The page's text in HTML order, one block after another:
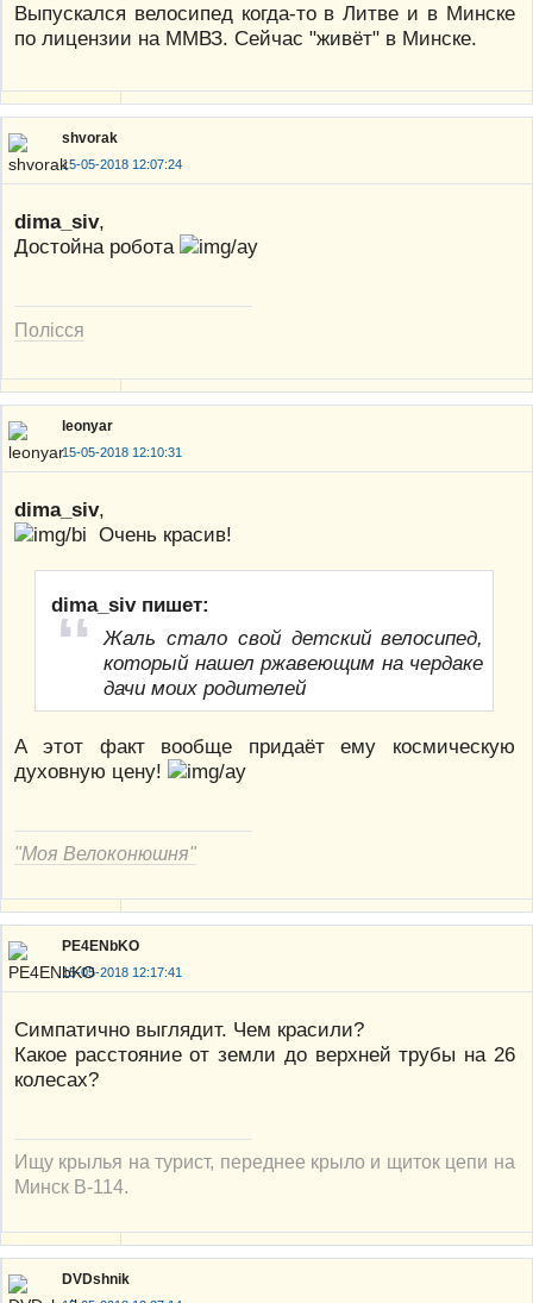
Выпускался велосипед когда-то в Литве и в Минске
по лицензии на ММВЗ. Сейчас "живёт" в Минске.
shvorak
15-05-2018 12:07:24
dima_siv,
Достойна робота
Полісся
leonyar
15-05-2018 12:10:31
dima_siv,
Очень красив!
dima_siv пишет:
Жаль стало свой детский велосипед,
который нашел ржавеющим на чердаке
дачи моих родителей
А этот факт вообще придаёт ему космическую
духовную цену!
"Моя Велоконюшня"
PE4ENbKO
15-05-2018 12:17:41
Симпатично выглядит. Чем красили?
Какое расстояние от земли до верхней трубы на 26
колесах?
Ищу крылья на турист, переднее крыло и щиток цепи на
Минск В-114.
DVDshnik